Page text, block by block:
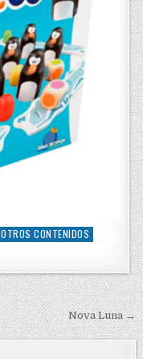
OTROS CONTENIDOS
Nova Luna →